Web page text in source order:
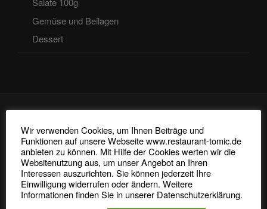
Gemüse und Beilagen
Dessert
ÖFFNUNGSZEITEN
Montag – Donnerstag, Sonntag, Feiertag
11:00 Uhr – 23:00 Uhr
Wir verwenden Cookies, um Ihnen Beiträge und
Funktionen auf unsere Webseite www.restaurant-tomic.de
anbieten zu können. Mit Hilfe der Cookies werten wir die
Websitenutzung aus, um unser Angebot an Ihren
Interessen auszurichten. Sie können jederzeit Ihre
Einwilligung widerrufen oder ändern. Weitere
Informationen finden Sie in unserer Datenschutzerklärung.